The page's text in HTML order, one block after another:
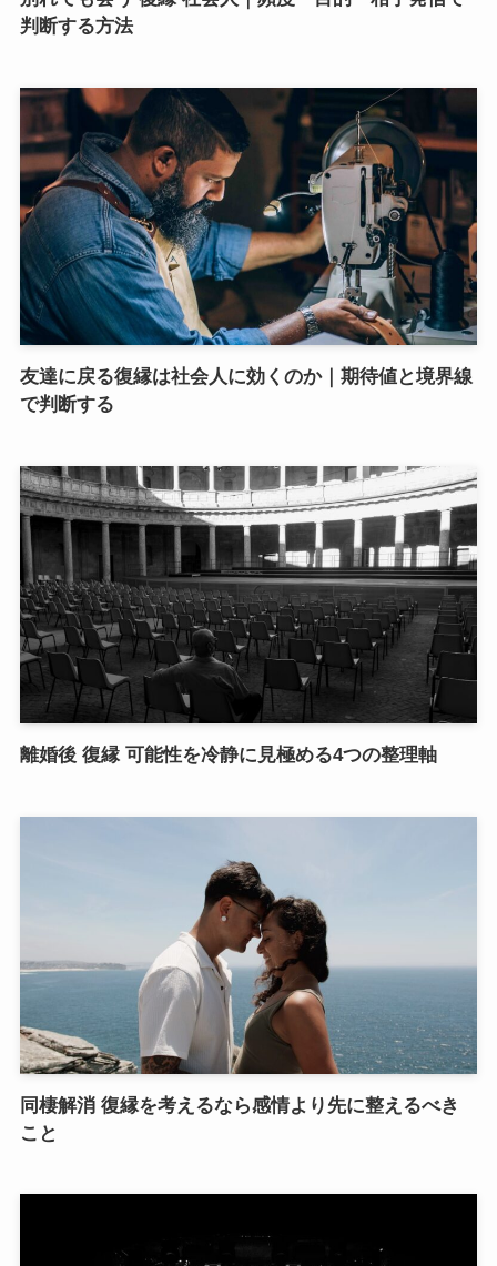
判断する方法
友達に戻る復縁は社会人に効くのか｜期待値と境界線
で判断する
離婚後 復縁 可能性を冷静に見極める4つの整理軸
同棲解消 復縁を考えるなら感情より先に整えるべき
こと